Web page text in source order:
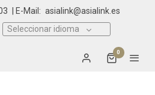
| E-Mail: asialink@asialink.es
Seleccionar idioma
0